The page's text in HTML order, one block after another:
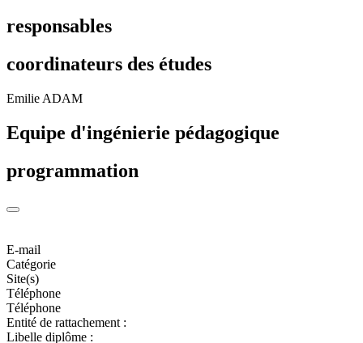
responsables
coordinateurs des études
Emilie ADAM
Equipe d'ingénierie pédagogique
programmation
E-mail
Catégorie
Site(s)
Téléphone
Téléphone
Entité de rattachement :
Libelle diplôme :